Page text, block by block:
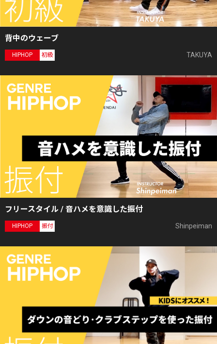
背中のウェーブ
HIPHOP 初級 TAKUYA
フリースタイル / 音ハメを意識した振付
HIPHOP 振付 Shinpeiman